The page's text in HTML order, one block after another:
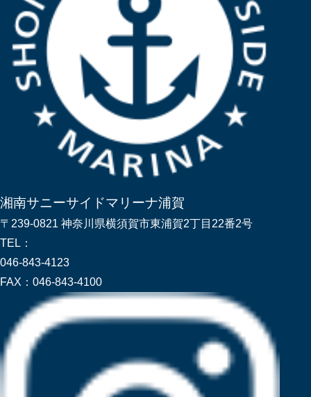
湘南サニーサイドマリーナ浦賀
〒239-0821 神奈川県横須賀市東浦賀2丁目22番2号
TEL：
046-843-4123
FAX： 046-843-4100